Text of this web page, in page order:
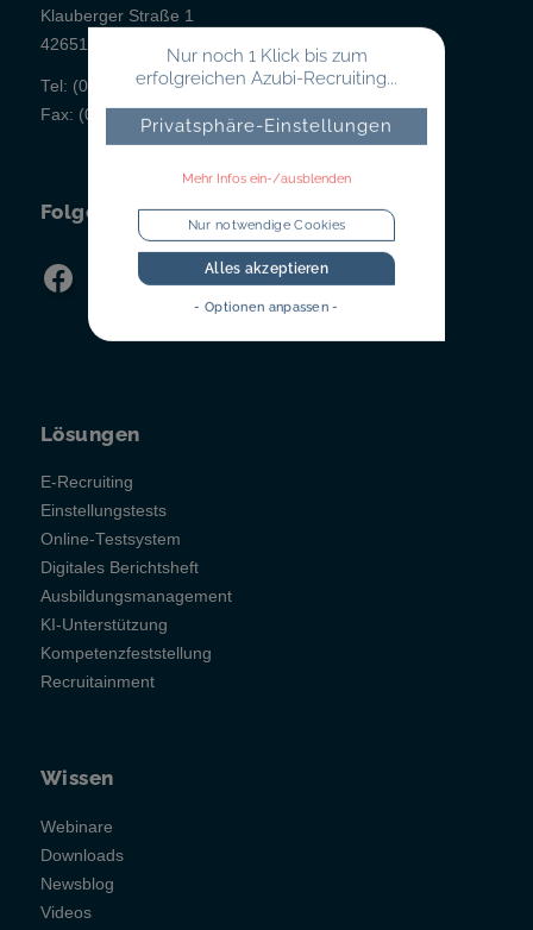
Klauberger Straße 1
42651 Solingen
Tel: (02 12) 260 498-0
Fax: (02 12) 260 498-43
Folgen Sie uns!
Lösungen
E-Recruiting
Einstellungstests
Online-Testsystem
Digitales Berichtsheft
Ausbildungsmanagement
KI-Unterstützung
Kompetenzfeststellung
Recruitainment
Wissen
Webinare
Downloads
Newsblog
Videos
Nur noch 1 Klick bis zum
erfolgreichen Azubi-Recruiting...
Privatsphäre-Einstellungen
Mehr Infos ein-/ausblenden
Nur notwendige Cookies
Alles akzeptieren
- Optionen anpassen -